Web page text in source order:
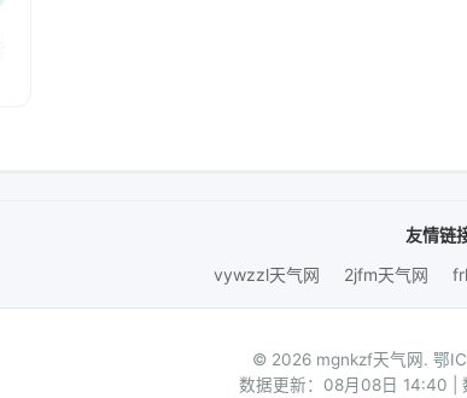
友情链
vywzzl天气网
2jfm天气网
© 2026 mgnkzf天气网. 鄂
数据更新：08月08日 14:40 |